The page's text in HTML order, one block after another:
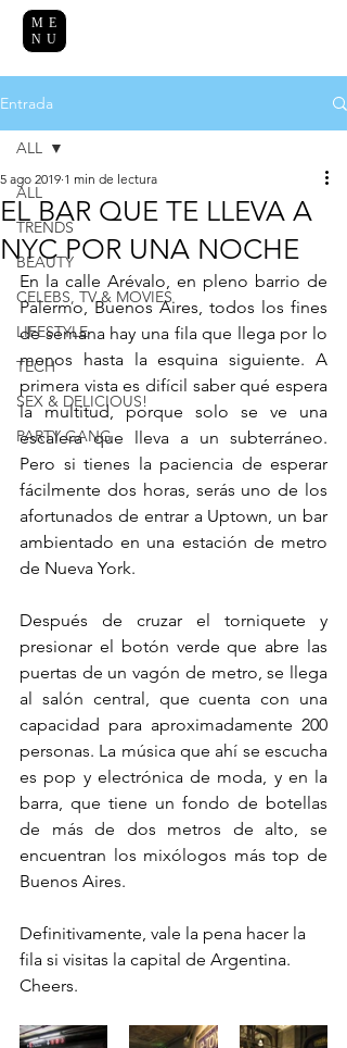
ME
NU
Entrada
ALL
TRENDS
BEAUTY
CELEBS, TV & MOVIES
LIFESTYLE
TECH
SEX & DELICIOUS!
PARTY GANG
ALL
EL BAR QUE TE LLEVA A
NYC POR UNA NOCHE
5 ago 2019 1 min de lectura
En la calle Arévalo, en pleno barrio de
Palermo, Buenos Aires, todos los fines
de semana hay una fila que llega por lo
menos hasta la esquina siguiente. A
primera vista es difícil saber qué espera
la multitud, porque solo se ve una
escalera que lleva a un subterráneo.
Pero si tienes la paciencia de esperar
fácilmente dos horas, serás uno de los
afortunados de entrar a Uptown, un bar
ambientado en una estación de metro
de Nueva York.
Después de cruzar el torniquete y
presionar el botón verde que abre las
puertas de un vagón de metro, se llega
al salón central, que cuenta con una
capacidad para aproximadamente 200
personas. La música que ahí se escucha
es pop y electrónica de moda, y en la
barra, que tiene un fondo de botellas
de más de dos metros de alto, se
encuentran los mixólogos más top de
Buenos Aires.
Definitivamente, vale la pena hacer la
fila si visitas la capital de Argentina.
Cheers.